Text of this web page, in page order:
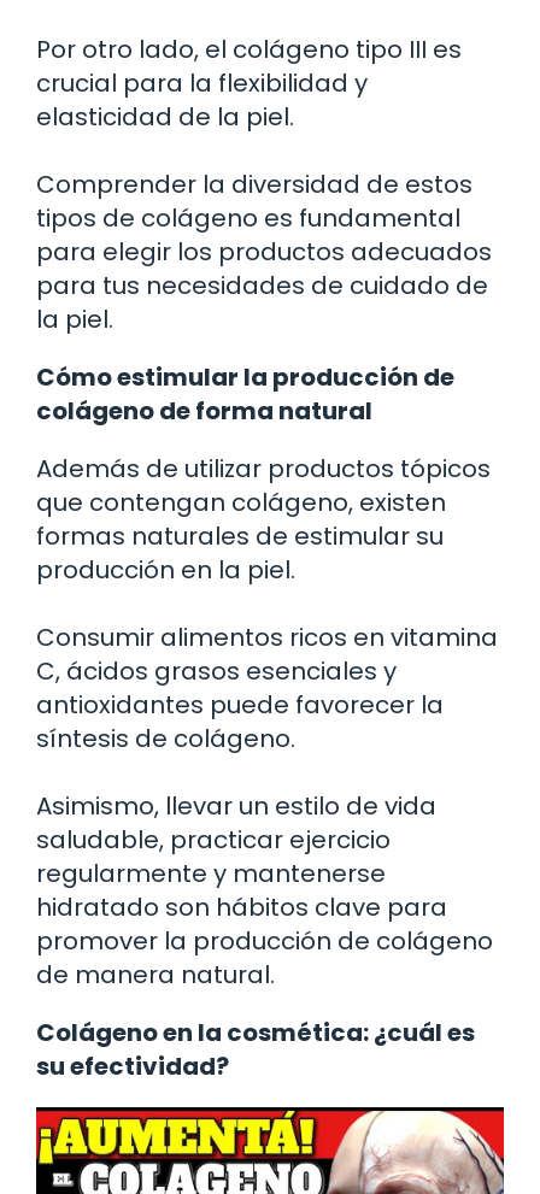
Por otro lado, el colágeno tipo III es
crucial para la flexibilidad y
elasticidad de la piel.
Comprender la diversidad de estos
tipos de colágeno es fundamental
para elegir los productos adecuados
para tus necesidades de cuidado de
la piel.
Cómo estimular la producción de
colágeno de forma natural
Además de utilizar productos tópicos
que contengan colágeno, existen
formas naturales de estimular su
producción en la piel.
Consumir alimentos ricos en vitamina
C, ácidos grasos esenciales y
antioxidantes puede favorecer la
síntesis de colágeno.
Asimismo, llevar un estilo de vida
saludable, practicar ejercicio
regularmente y mantenerse
hidratado son hábitos clave para
promover la producción de colágeno
de manera natural.
Colágeno en la cosmética: ¿cuál es
su efectividad?